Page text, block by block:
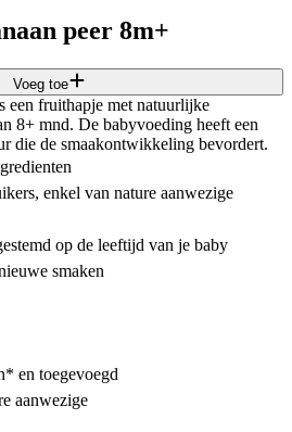
peer 8m+
Voeg toe
een fruithapje met natuurlijke
8+ mnd. De babyvoeding heeft een
die de smaakontwikkeling bevordert.
enkel van nature aanwezige
op de leeftijd van je baby
smaken
en toegevoegd
aanwezige